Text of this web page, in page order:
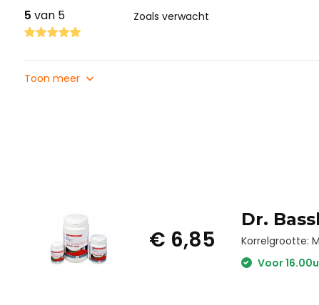
5 van 5 Zoals verwacht
Toon meer
€ 6,85
Dr.
Korrelgrootte:
Voor